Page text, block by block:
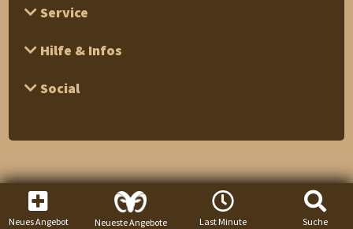
Service
Hilfe & Infos
Social
Neues Angebot Neueste Angebote Last Minute Suche